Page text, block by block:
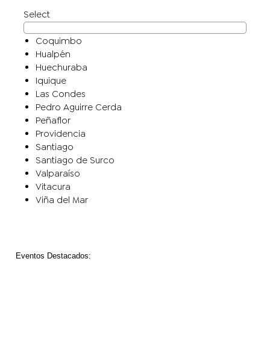
Select
Coquimbo
Hualpén
Huechuraba
Iquique
Las Condes
Pedro Aguirre Cerda
Peñaflor
Providencia
Santiago
Santiago de Surco
Valparaíso
Vitacura
Viña del Mar
Eventos Destacados: